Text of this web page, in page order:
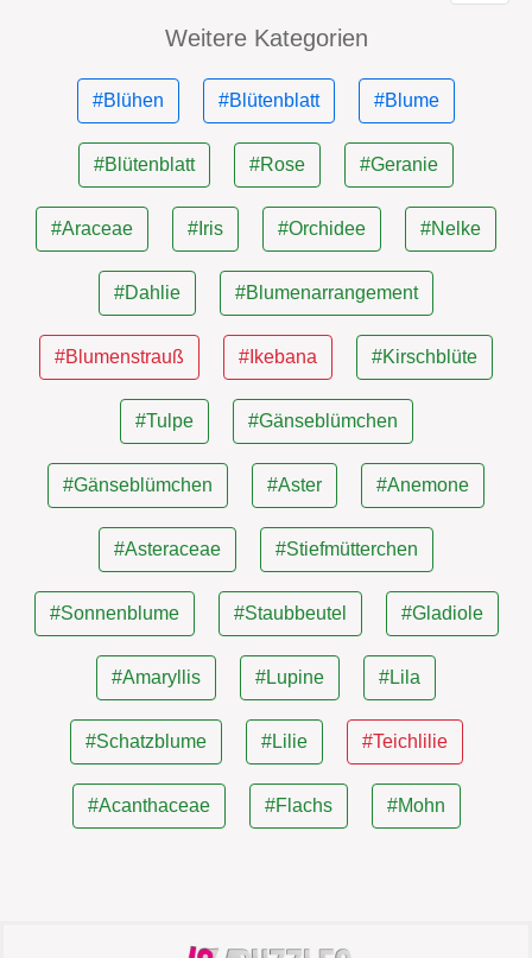
Weitere Kategorien
#Blühen #Blütenblatt #Blume
#Blütenblatt #Rose #Geranie
#Araceae #Iris #Orchidee #Nelke
#Dahlie #Blumenarrangement
#Blumenstrauß #Ikebana #Kirschblüte
#Tulpe #Gänseblümchen
#Gänseblümchen #Aster #Anemone
#Asteraceae #Stiefmütterchen
#Sonnenblume #Staubbeutel #Gladiole
#Amaryllis #Lupine #Lila
#Schatzblume #Lilie #Teichlilie
#Acanthaceae #Flachs #Mohn